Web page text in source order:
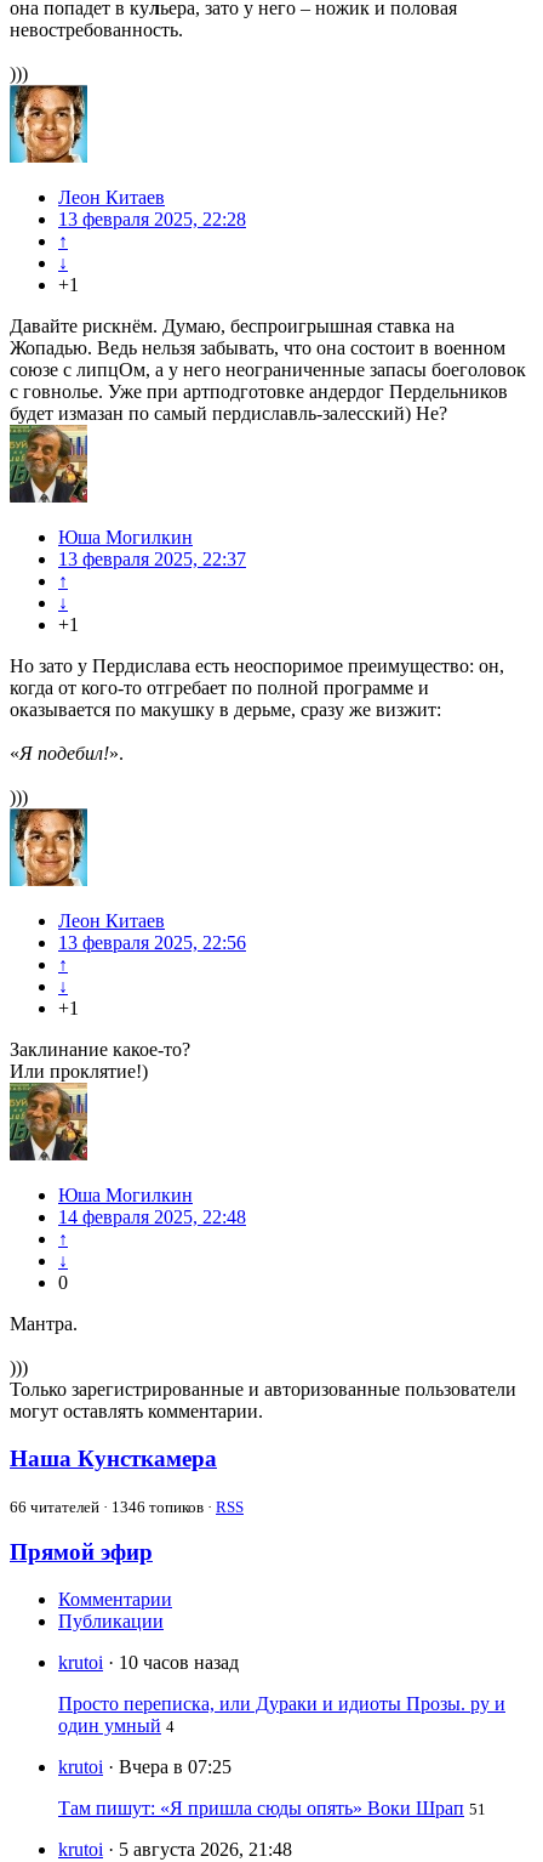
она попадет в кульера, зато у него – ножик и половая
невостребованность.
)))
Леон Китаев
13 февраля 2025, 22:28
↑
↓
+1
Давайте рискнём. Думаю, беспроигрышная ставка на
Жопадью. Ведь нельзя забывать, что она состоит в военном
союзе с липцОм, а у него неограниченные запасы боеголовок
с говнолье. Уже при артподготовке андердог Пердельников
будет измазан по самый пердиславль-залесский) Не?
Юша Могилкин
13 февраля 2025, 22:37
↑
↓
+1
Но зато у Пердислава есть неоспоримое преимущество: он,
когда от кого-то отгребает по полной программе и
оказывается по макушку в дерьме, сразу же визжит:
«Я подебил!».
)))
Леон Китаев
13 февраля 2025, 22:56
↑
↓
+1
Заклинание какое-то?
Или проклятие!)
Юша Могилкин
14 февраля 2025, 22:48
↑
↓
0
Мантра.
)))
Только зарегистрированные и авторизованные пользователи
могут оставлять комментарии.
Наша Кунсткамера
66 читателей · 1346 топиков · RSS
Прямой эфир
Комментарии
Публикации
krutoi · 10 часов назад
Просто переписка, или Дураки и идиоты Прозы. ру и
один умный 4
krutoi · Вчера в 07:25
Там пишут: «Я пришла сюды опять» Воки Шрап 51
krutoi · 5 августа 2026, 21:48